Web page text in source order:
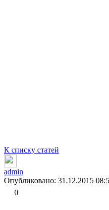
К списку статей
admin
Опубликовано: 31.12.2015
0